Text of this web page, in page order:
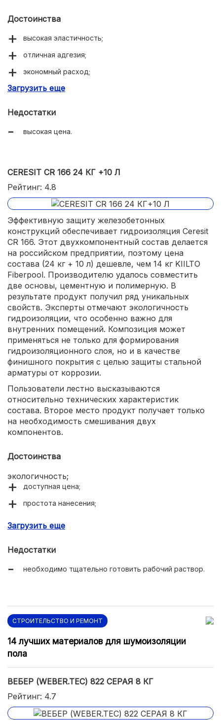
Достоинства
высокая эластичность;
отличная адгезия;
экономный расход;
качественное изготовление.
Загрузить еще
Недостатки
высокая цена.
CERESIT CR 166 24 КГ +10 Л
Рейтинг: 4.8
Эффективную защиту железобетонных
конструкций обеспечивает гидроизоляция Ceresit
CR 166. Этот двухкомпонентный состав делается
на российском предприятии, поэтому цена
состава (24 кг + 10 л) дешевле, чем 14 кг KIILTO
Fiberpool. Производителю удалось совместить
две основы, цементную и полимерную. В
результате продукт получил ряд уникальных
свойств. Эксперты отмечают экологичность
гидроизоляции, что особенно важно для
внутренних помещений. Композиция может
применяться не только для формирования
гидроизоляционного слоя, но и в качестве
финишного покрытия с целью защиты стальной
арматуры от коррозии.
Пользователи лестно высказываются
относительно технических характеристик
состава. Второе место продукт получает только
на необходимость смешивания двух
компонентов.
Достоинства
экологичность;
доступная цена;
простота нанесения;
Загрузить еще
Недостатки
необходимо тщательно готовить рабочий раствор.
СТРОИТЕЛЬСТВО И РЕМОНТ
14 лучших материалов для шумоизоляции
пола
ВЕБЕР (WEBER.TEC) 822 СЕРАЯ 8 КГ
Рейтинг: 4.7